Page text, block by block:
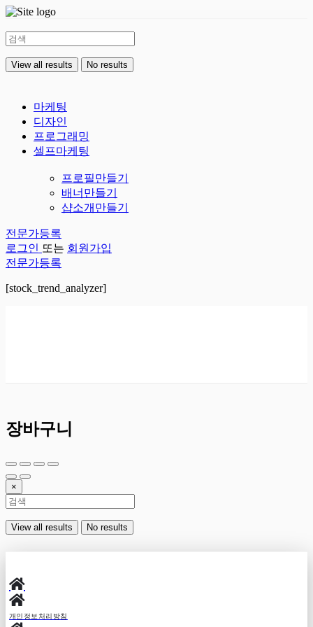
View all results No results
마케팅
디자인
프로그래밍
셀프마케팅
프로필만들기
배너만들기
샵소개만들기
전문가등록
로그인 또는 회원가입
전문가등록
[stock_trend_analyzer]
장바구니
×
View all results No results
개인정보처리방침